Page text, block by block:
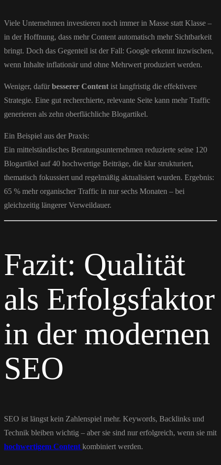
Viele Unternehmen investieren noch immer in Masse statt Klasse –
in der Hoffnung, dass mehr Content automatisch mehr Sichtbarkeit
bringt. Doch das Gegenteil ist der Fall: Google erkennt inzwischen,
wenn Inhalte inflationär und ohne Mehrwert produziert werden.
Weniger, dafür besserer Content ist langfristig die effektivere
Strategie. Eine gut recherchierte, relevante Seite kann mehr Traffic
generieren als zehn oberflächliche Blogartikel.
Ein Beispiel aus der Praxis:
Ein mittelständisches Beratungsunternehmen reduzierte seine 120
Blogartikel auf 40 hochwertige Beiträge, die klar strukturiert,
thematisch fokussiert und regelmäßig aktualisiert wurden. Ergebnis:
65 % mehr organischer Traffic in nur sechs Monaten – bei
gleichzeitig längerer Verweildauer.
Fazit: Qualität
als Erfolgsfaktor
in der modernen
SEO
SEO ist längst kein Zahlenspiel mehr. Keywords, Backlinks und
Technik bleiben wichtig – aber sie sind nur erfolgreich, wenn sie mit
hochwertigem Content kombiniert werden.